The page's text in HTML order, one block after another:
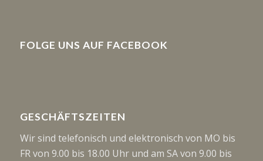
FOLGE UNS AUF FACEBOOK
GESCHÄFTSZEITEN
Wir sind telefonisch und elektronisch von MO bis
FR von 9.00 bis 18.00 Uhr und am SA von 9.00 bis